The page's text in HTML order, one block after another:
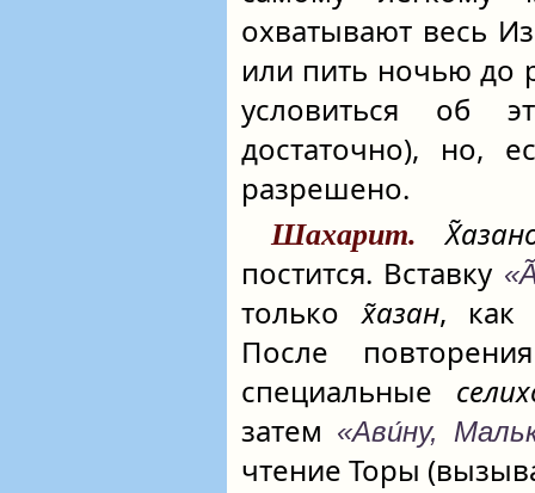
охватывают весь
или пить ночью до
условиться об
достаточно), но,
разрешено.
Шахарит.
постится. Вставку
толькох̃азан, как
После
специальные
затем «Ави́ну,
чтение Торы